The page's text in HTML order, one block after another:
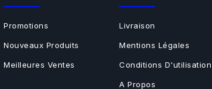
Promotions
Nouveaux Produits
Meilleures Ventes
Livraison
Mentions Légales
Conditions D'utilisation
A Propos